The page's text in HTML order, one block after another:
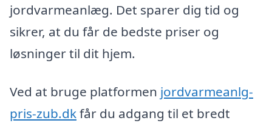
jordvarmeanlæg. Det sparer dig tid og
sikrer, at du får de bedste priser og
løsninger til dit hjem.
Ved at bruge platformen jordvarmeanlg-
pris-zub.dkfår du adgang til et bredt